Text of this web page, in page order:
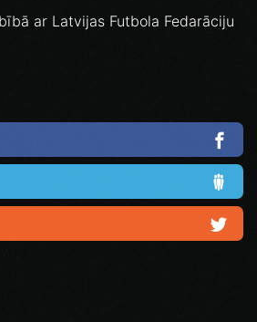
ar Latvijas Futbola Fedarāciju